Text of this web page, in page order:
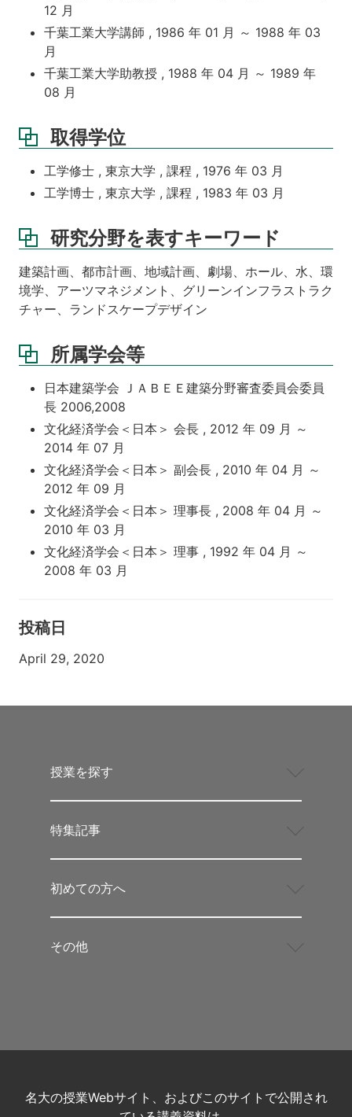
12 月
千葉工業大学講師 , 1986 年 01 月 ～ 1988 年 03
月
千葉工業大学助教授 , 1988 年 04 月 ～ 1989 年
08 月
取得学位
工学修士 , 東京大学 , 課程 , 1976 年 03 月
工学博士 , 東京大学 , 課程 , 1983 年 03 月
研究分野を表すキーワード
建築計画、都市計画、地域計画、劇場、ホール、水、環
境学、アーツマネジメント、グリーンインフラストラク
チャー、ランドスケープデザイン
所属学会等
日本建築学会 ＪＡＢＥＥ建築分野審査委員会委員
長 2006,2008
文化経済学会＜日本＞ 会長 , 2012 年 09 月 ～
2014 年 07 月
文化経済学会＜日本＞ 副会長 , 2010 年 04 月 ～
2012 年 09 月
文化経済学会＜日本＞ 理事長 , 2008 年 04 月 ～
2010 年 03 月
文化経済学会＜日本＞ 理事 , 1992 年 04 月 ～
2008 年 03 月
投稿日
April 29, 2020
授業を探す
特集記事
初めての方へ
その他
名大の授業Webサイト、およびこのサイトで公開され